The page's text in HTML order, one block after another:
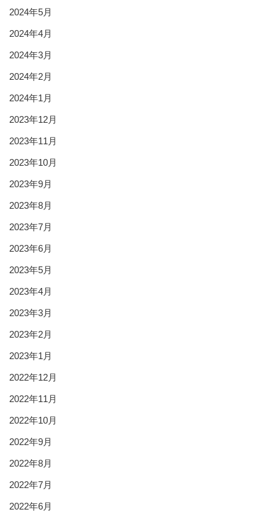
2024年5月
2024年4月
2024年3月
2024年2月
2024年1月
2023年12月
2023年11月
2023年10月
2023年9月
2023年8月
2023年7月
2023年6月
2023年5月
2023年4月
2023年3月
2023年2月
2023年1月
2022年12月
2022年11月
2022年10月
2022年9月
2022年8月
2022年7月
2022年6月